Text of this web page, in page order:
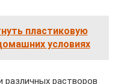
пластиковую
условиях
различных растворов